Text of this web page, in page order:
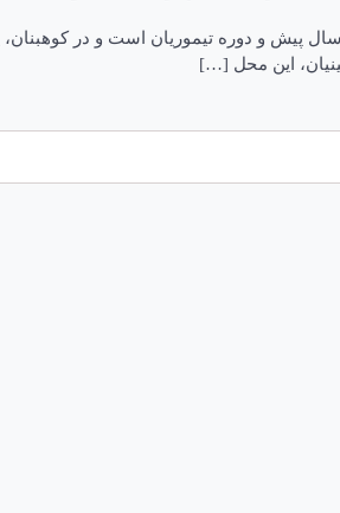
زیارتگاه خواجه خضر مربوط به ۷۰۰ سال پیش و دوره
این محل […]